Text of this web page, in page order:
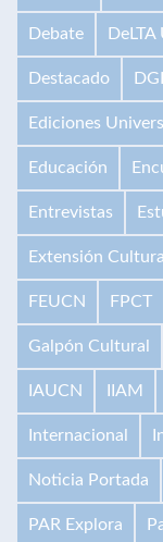
Debate DeLTA
Destacado
Ediciones
Educación
Entrevistas
Extensión Cultural
FEUCN FPCT
Galpón Cultural
IAUCN IIAM
Internacional
Noticia Portada
PAR Explora